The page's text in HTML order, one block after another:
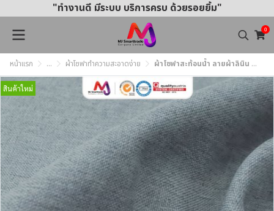
"ทำงานดี มีระบบ บริการครบ ด้วยรอยยิ้ม"
0
หน้าแรก ... ผ้าโซฟาทำความสะอาดง่าย ผ้าโซฟาสะท้อนน้ำ ลายผ้าลินิน ทำความสะอาดง่าย MJ362 หน้ากว้าง145±3 ซม.
สินค้าใหม่